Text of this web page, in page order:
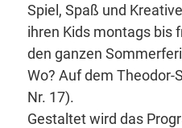
Spiel, Spaß und
ihren Kids montags bis
den ganzen
Wo? Auf dem Theodor-
Nr. 17).
Gestaltet wird das